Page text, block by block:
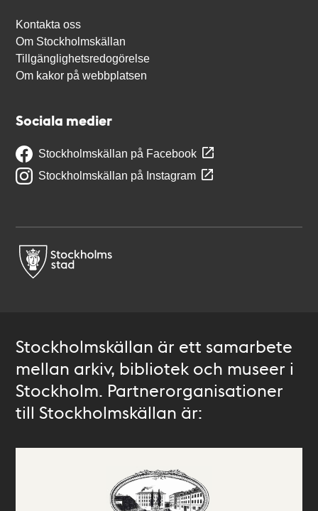
Kontakta oss
Om Stockholmskällan
Tillgänglighetsredogörelse
Om kakor på webbplatsen
Sociala medier
Stockholmskällan på Facebook
Stockholmskällan på Instagram
Stockholmskällan är ett samarbete
mellan arkiv, bibliotek och museer i
Stockholm. Partnerorganisationer
till Stockholmskällan är: